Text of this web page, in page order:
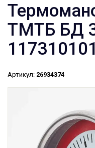
ТМТБ БД
Артикул: 26934374